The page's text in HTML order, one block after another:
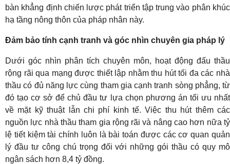
bàn khẳng định chiến lược phát triển tập trung vào phân khúc
hạ tầng nông thôn của pháp nhân này.
Đảm bảo tính cạnh tranh và góc nhìn chuyên gia pháp lý
Dưới góc nhìn phân tích chuyên môn, hoạt động đấu thầu
rộng rãi qua mạng được thiết lập nhằm thu hút tối đa các nhà
thầu có đủ năng lực cùng tham gia cạnh tranh sòng phẳng, từ
đó tạo cơ sở để chủ đầu tư lựa chọn phương án tối ưu nhất
về mặt kỹ thuật lẫn chi phí kinh tế. Việc thu hút thêm các
nguồn lực nhà thầu tham gia rộng rãi và nâng cao hơn nữa tỷ
lệ tiết kiệm tài chính luôn là bài toán được các cơ quan quản
lý đầu tư công chú trọng đối với những gói thầu có quy mô
ngân sách hơn 8,4 tỷ đồng.